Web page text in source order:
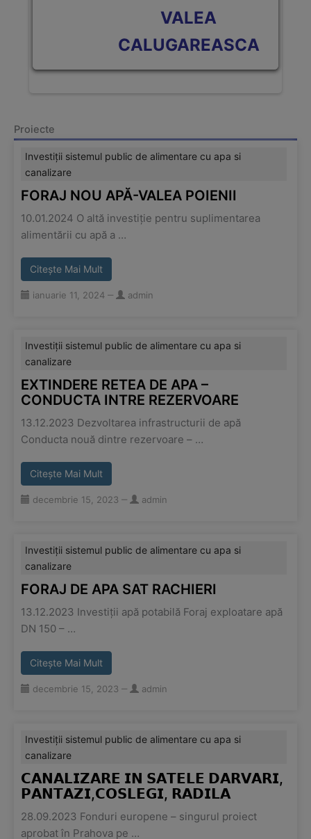
VALEA
CALUGAREASCA
Proiecte
Investiții sistemul public de alimentare cu apa si
canalizare
FORAJ NOU APĂ-VALEA POIENII
10.01.2024 O altă investiție pentru suplimentarea
alimentării cu apă a …
Citește Mai Mult
ianuarie 11, 2024 ‒ admin
Investiții sistemul public de alimentare cu apa si
canalizare
EXTINDERE RETEA DE APA –
CONDUCTA INTRE REZERVOARE
13.12.2023 Dezvoltarea infrastructurii de apă
Conducta nouă dintre rezervoare – …
Citește Mai Mult
decembrie 15, 2023 ‒ admin
Investiții sistemul public de alimentare cu apa si
canalizare
FORAJ DE APA SAT RACHIERI
13.12.2023 Investiții apă potabilă Foraj exploatare apă
DN 150 – …
Citește Mai Mult
decembrie 15, 2023 ‒ admin
Investiții sistemul public de alimentare cu apa si
canalizare
𝗖𝗔𝗡𝗔𝗟𝗜𝗭𝗔𝗥𝗘 𝗜𝗡 𝗦𝗔𝗧𝗘𝗟𝗘 𝗗𝗔𝗥𝗩𝗔𝗥𝗜,
𝗣𝗔𝗡𝗧𝗔𝗭𝗜,𝗖𝗢𝗦𝗟𝗘𝗚𝗜, 𝗥𝗔𝗗𝗜𝗟𝗔
28.09.2023 Fonduri europene – singurul proiect
aprobat în Prahova pe …